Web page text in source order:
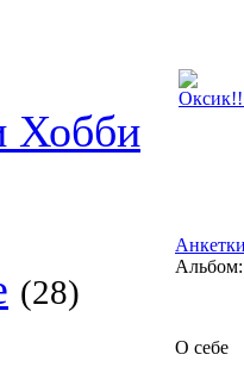
Хобби
(28)
О себе